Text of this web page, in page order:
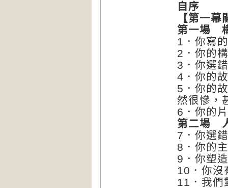
自序
【第一幕
第一場
1．你寫
2．你的
3．你選
4．你的
5．你的
然很慘，
6．你的
第二場
7．你選
8．你的
9．你塑
10．你沒
11．我們